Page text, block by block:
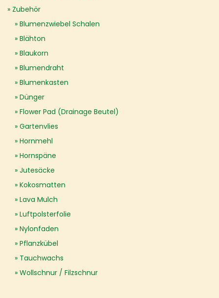
Zubehör
Blumenzwiebel Schalen
Blähton
Blaukorn
Blumendraht
Blumenkasten
Dünger
Flower Pad (Drainage Beutel)
Gartenvlies
Hornmehl
Hornspäne
Jutesäcke
Kokosmatten
Lava Mulch
Luftpolsterfolie
Nylonfaden
Pflanzkübel
Tauchwachs
Wollschnur / Filzschnur